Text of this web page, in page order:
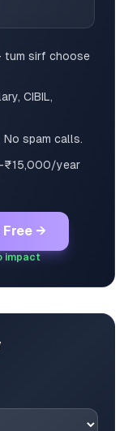
tum sirf choose
CIBIL,
spam calls.
year
→
impact